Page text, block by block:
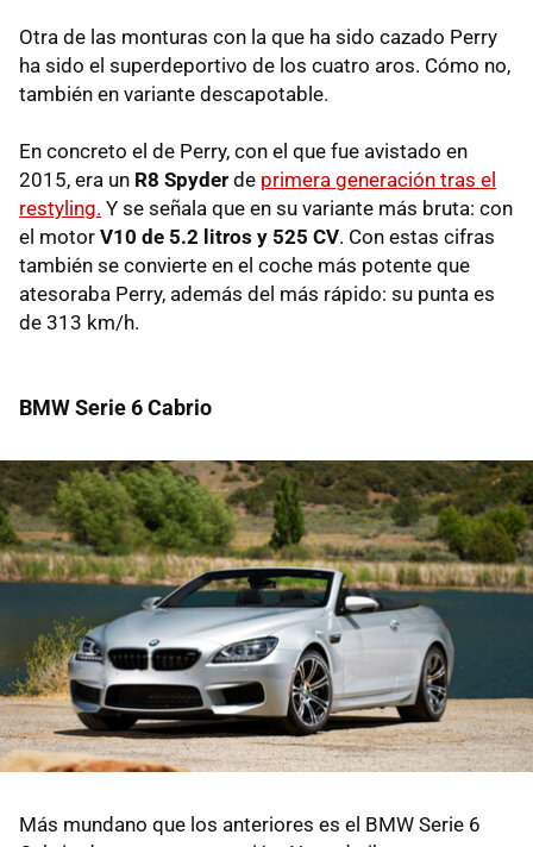
Otra de las monturas con la que ha sido cazado Perry
ha sido el superdeportivo de los cuatro aros. Cómo no,
también en variante descapotable.
En concreto el de Perry, con el que fue avistado en
2015, era un R8 Spyder de primera generación tras el
restyling. Y se señala que en su variante más bruta: con
el motor V10 de 5.2 litros y 525 CV. Con estas cifras
también se convierte en el coche más potente que
atesoraba Perry, además del más rápido: su punta es
de 313 km/h.
BMW Serie 6 Cabrio
Más mundano que los anteriores es el BMW Serie 6